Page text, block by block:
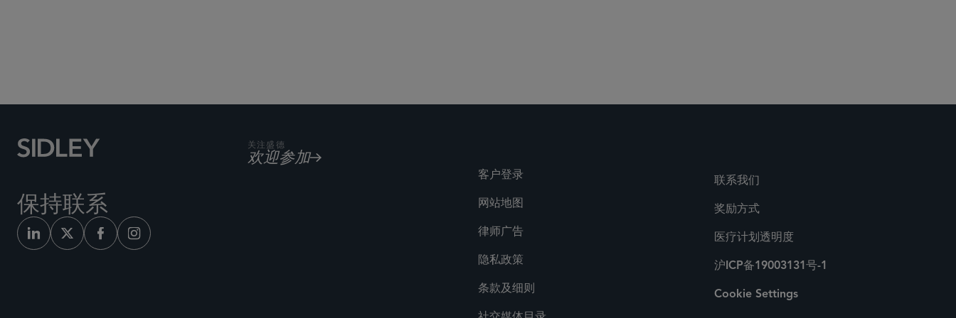
保持联系
关注盛德
欢迎参加
客户登录
网站地图
律师广告
隐私政策
条款及细则
联系我们
奖励方式
医疗计划透明度
沪ICP备19003131号-1
Cookie Settings